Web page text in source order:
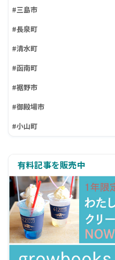
#三島市
#長泉町
#清水町
#函南町
#裾野市
#御殿場市
#小山町
有料記事を販売中